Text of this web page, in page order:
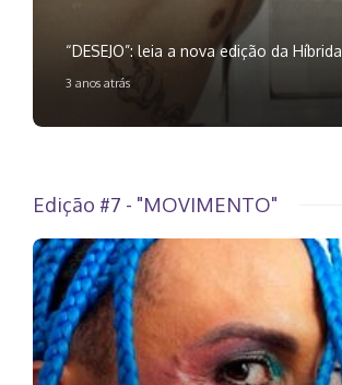
“DESEJO”: leia a nova edição da Híbrida
3 anos atrás
Edição #7 - "MOVIMENTO"